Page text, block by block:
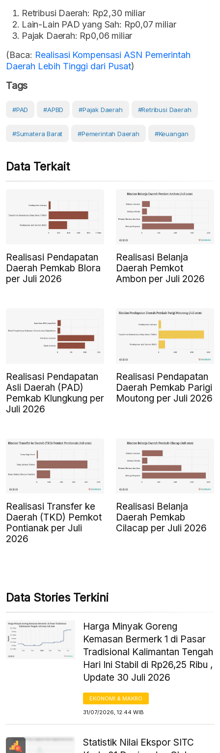
Retribusi Daerah: Rp2,30 miliar
Lain-Lain PAD yang Sah: Rp0,07 miliar
Pajak Daerah: Rp0,06 miliar
(Baca: Realisasi Kompensasi ASN Pemerintah
Daerah Lebih Tinggi dari Pusat)
Tags
#PAD #APBD #pajak Daerah #Retribusi Daerah
#Sumatera Barat #Pemerintah Daerah #Keuangan
Data Terkait
Realisasi Pendapatan
Daerah Pemkab Blora
per Juli 2026
Realisasi Belanja
Daerah Pemkot
Ambon per Juli 2026
Realisasi Pendapatan
Asli Daerah (PAD)
Pemkab Klungkung per
Juli 2026
Realisasi Pendapatan
Daerah Pemkab Parigi
Moutong per Juli 2026
Realisasi Transfer ke
Daerah (TKD) Pemkot
Pontianak per Juli
2026
Realisasi Belanja
Daerah Pemkab
Cilacap per Juli 2026
Data Stories Terkini
Harga Minyak Goreng
Kemasan Bermerk 1 di Pasar
Tradisional Kalimantan Tengah
Hari Ini Stabil di Rp26,25 Ribu ,
Update 30 Juli 2026
EKONOMI & MAKRO
31/07/2026, 12:44 WIB
Statistik Nilai Ekspor SITC